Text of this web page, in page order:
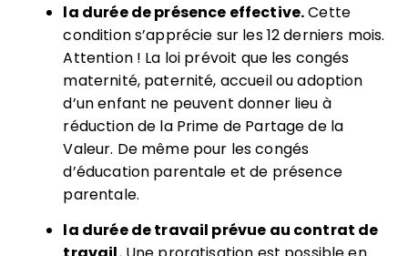
la durée de présence effective.Cette
condition s’apprécie sur les 12 derniers mois.
Attention ! La loi prévoit que les congés
maternité, paternité, accueil ou adoption
d’un enfant ne peuvent donner lieu à
réduction de la Prime de Partage de la
Valeur. De même pour les congés
d’éducation parentale et de présence
parentale.
la durée de travail prévue au contrat de